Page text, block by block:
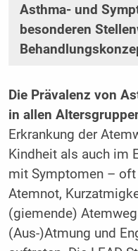
Asthma- und
besonderen
Die Prävalenz von
in allen
Erkrankung der
Kindheit als auch im
mit Symptomen –
Atemnot,
(giemende)
(Aus-)Atmung und